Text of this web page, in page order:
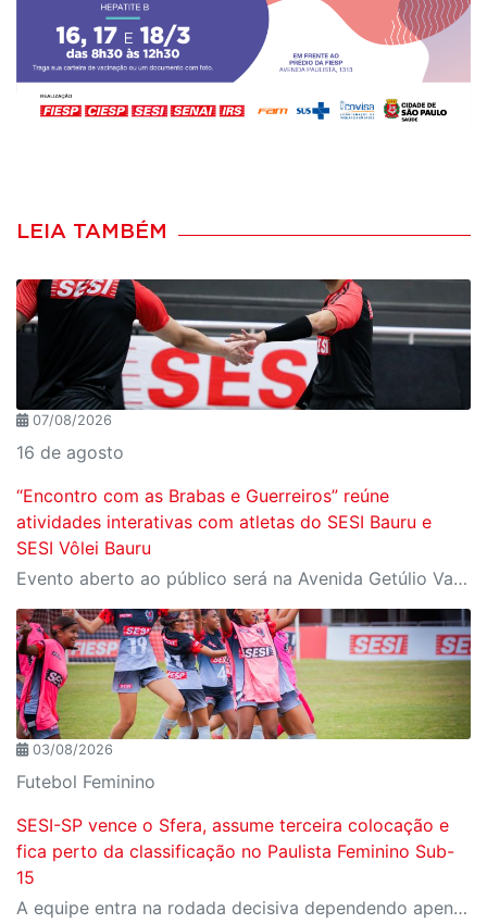
LEIA TAMBÉM
07/08/2026
16 de agosto
“Encontro com as Brabas e Guerreiros” reúne
atividades interativas com atletas do SESI Bauru e
SESI Vôlei Bauru
Evento aberto ao público será na Avenida Getúlio Vargas, no domingo, 16, às 9h, com revelação do novo uniforme da equipe
03/08/2026
Futebol Feminino
SESI-SP vence o Sfera, assume terceira colocação e
fica perto da classificação no Paulista Feminino Sub-
15
A equipe entra na rodada decisiva dependendo apenas de seus próprios resultados para avançar ao mata-mata